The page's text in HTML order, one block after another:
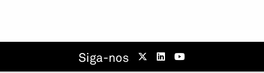
Siga-nos